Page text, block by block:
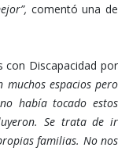
comentó una de
con Discapacidad por
muchos espacios pero
había tocado estos
Se trata de ir
familias. No nos